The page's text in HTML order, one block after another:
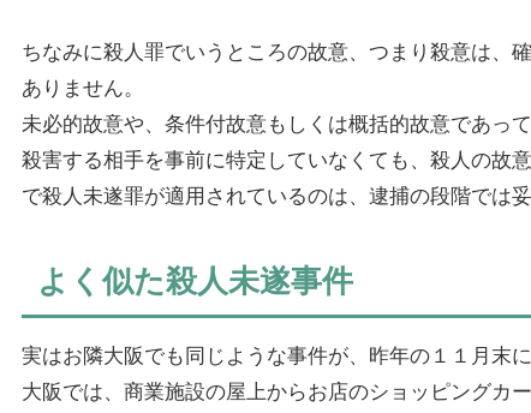
ちなみに殺人罪でいうところの故意、つまり殺意は、
ありません。
未必的故意や、条件付故意もしくは概括的故意であっ
殺害する相手を事前に特定していなくても、殺人の故
で殺人未遂罪が適用されているのは、逮捕の段階では
よく似た殺人未遂事件
実はお隣大阪でも同じような事件が、昨年の１１月末に
大阪では、商業施設の屋上からお店のショッピングカ